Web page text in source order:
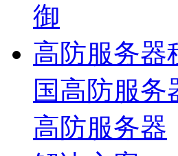
御
高防服务器
国高防服务
高防服务器